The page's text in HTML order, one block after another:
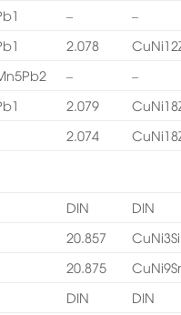
–
–
2.078
–
–
2.079
2.074
DIN
DIN
20.857
CuNi3Si
20.875
DIN
DIN